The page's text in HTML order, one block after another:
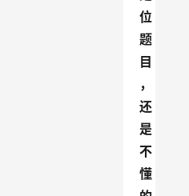
位
题
目
，
还
是
不
懂